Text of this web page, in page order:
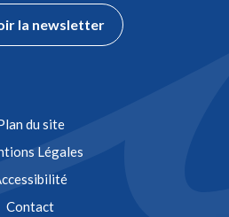
la newsletter
du site
Légales
Contact